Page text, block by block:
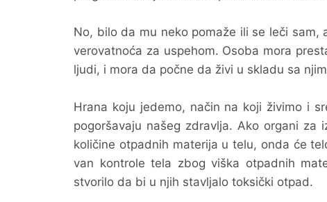
No, bilo da mu neko pomaže ili se leči sam,
verovatnoća za uspehom. Osoba mora
ljudi, i mora da počne da živi u skladu sa
Hrana koju jedemo, način na koji živimo i
pogoršavaju našeg zdravlja. Ako organi za
količine otpadnih materija u telu, onda će
van kontrole tela zbog viška otpadnih
stvorilo da bi u njih stavljalo toksički otpad.